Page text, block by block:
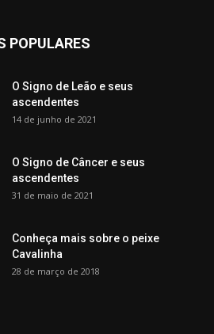
POPULARES
O Signo de Leão e seus
ascendentes
14 de junho de 2021
O Signo de Câncer e seus
ascendentes
31 de maio de 2021
Conheça mais sobre o peixe
Cavalinha
28 de março de 2018